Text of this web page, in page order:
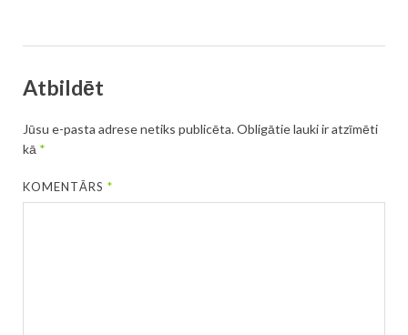
Atbildēt
Jūsu e-pasta adrese netiks publicēta.Obligātie lauki ir atzīmēti
kā *
KOMENTĀRS*